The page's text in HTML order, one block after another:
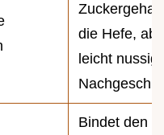
die Hefe,
leicht
Bindet den